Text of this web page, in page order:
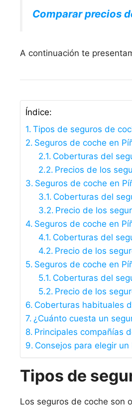
Comparar precios
A continuación te
Índice:
Tipos de seguros de
Seguros de coche en
Coberturas del
Precios de los
Seguros de coche en
Coberturas del
Precio de los
Seguros de coche en
Coberturas del
Precio de los
Seguros de coche en
Coberturas del
Precio de los
Coberturas habituales
¿Cuánto cuesta un
Principales compañías
Consejos para elegir
Tipos de
Los seguros de coche son